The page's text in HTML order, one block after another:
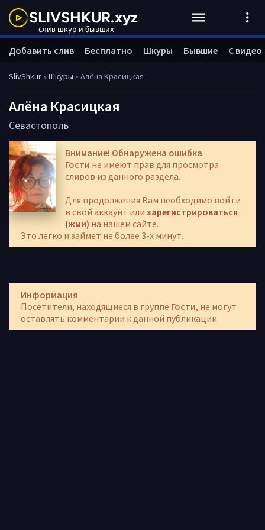
SlivShkur» Шкуры » Алёна Красицкая
Алёна Красицкая
Севастополь
Внимание! Обнаружена ошибка
Гости не имеют прав для просмотра
сливов из данного раздела.
Для продолжения Вам необходимо войти
в свой аккаунт или зарегистрироваться
(жми) на нашем сайте.
Это легко и займет не более 3-х минут.
Информация
Посетители, находящиеся в группе Гости, не могут
оставлять комментарии к данной публикации.
Добавить слив Бесплатно Шкуры Бывшие С видео